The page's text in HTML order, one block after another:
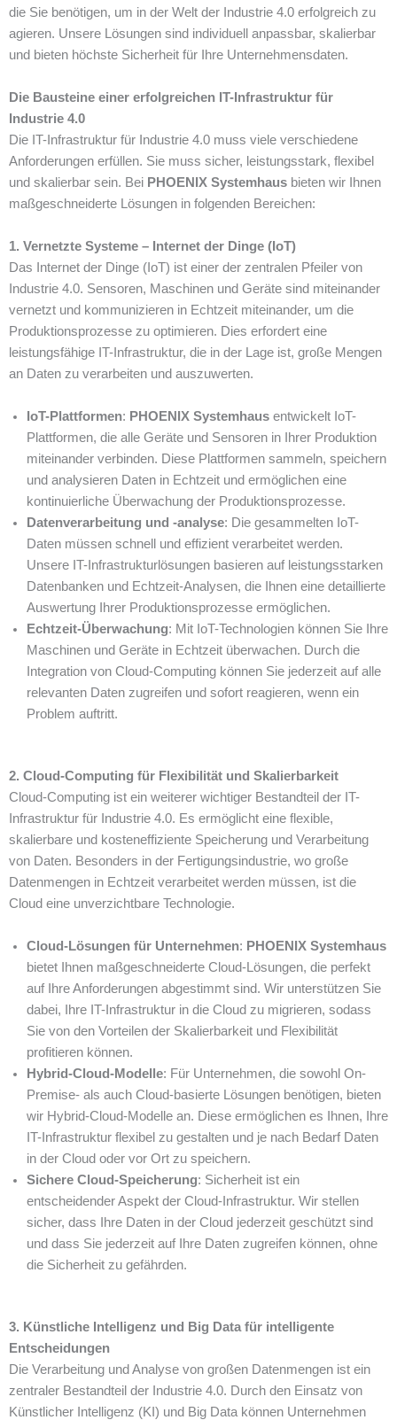
die Sie benötigen, um in der Welt der Industrie 4.0 erfolgreich zu
agieren. Unsere Lösungen sind individuell anpassbar, skalierbar
und bieten höchste Sicherheit für Ihre Unternehmensdaten.
Die Bausteine einer erfolgreichen IT-Infrastruktur für
Industrie 4.0
Die IT-Infrastruktur für Industrie 4.0 muss viele verschiedene
Anforderungen erfüllen. Sie muss sicher, leistungsstark, flexibel
und skalierbar sein. Bei PHOENIX Systemhaus bieten wir Ihnen
maßgeschneiderte Lösungen in folgenden Bereichen:
1. Vernetzte Systeme – Internet der Dinge (IoT)
Das Internet der Dinge (IoT) ist einer der zentralen Pfeiler von
Industrie 4.0. Sensoren, Maschinen und Geräte sind miteinander
vernetzt und kommunizieren in Echtzeit miteinander, um die
Produktionsprozesse zu optimieren. Dies erfordert eine
leistungsfähige IT-Infrastruktur, die in der Lage ist, große Mengen
an Daten zu verarbeiten und auszuwerten.
IoT-Plattformen: PHOENIX Systemhaus entwickelt IoT-
Plattformen, die alle Geräte und Sensoren in Ihrer Produktion
miteinander verbinden. Diese Plattformen sammeln, speichern
und analysieren Daten in Echtzeit und ermöglichen eine
kontinuierliche Überwachung der Produktionsprozesse.
Datenverarbeitung und -analyse: Die gesammelten IoT-
Daten müssen schnell und effizient verarbeitet werden.
Unsere IT-Infrastrukturlösungen basieren auf leistungsstarken
Datenbanken und Echtzeit-Analysen, die Ihnen eine detaillierte
Auswertung Ihrer Produktionsprozesse ermöglichen.
Echtzeit-Überwachung: Mit IoT-Technologien können Sie Ihre
Maschinen und Geräte in Echtzeit überwachen. Durch die
Integration von Cloud-Computing können Sie jederzeit auf alle
relevanten Daten zugreifen und sofort reagieren, wenn ein
Problem auftritt.
2. Cloud-Computing für Flexibilität und Skalierbarkeit
Cloud-Computing ist ein weiterer wichtiger Bestandteil der IT-
Infrastruktur für Industrie 4.0. Es ermöglicht eine flexible,
skalierbare und kosteneffiziente Speicherung und Verarbeitung
von Daten. Besonders in der Fertigungsindustrie, wo große
Datenmengen in Echtzeit verarbeitet werden müssen, ist die
Cloud eine unverzichtbare Technologie.
Cloud-Lösungen für Unternehmen: PHOENIX Systemhaus
bietet Ihnen maßgeschneiderte Cloud-Lösungen, die perfekt
auf Ihre Anforderungen abgestimmt sind. Wir unterstützen Sie
dabei, Ihre IT-Infrastruktur in die Cloud zu migrieren, sodass
Sie von den Vorteilen der Skalierbarkeit und Flexibilität
profitieren können.
Hybrid-Cloud-Modelle: Für Unternehmen, die sowohl On-
Premise- als auch Cloud-basierte Lösungen benötigen, bieten
wir Hybrid-Cloud-Modelle an. Diese ermöglichen es Ihnen, Ihre
IT-Infrastruktur flexibel zu gestalten und je nach Bedarf Daten
in der Cloud oder vor Ort zu speichern.
Sichere Cloud-Speicherung: Sicherheit ist ein
entscheidender Aspekt der Cloud-Infrastruktur. Wir stellen
sicher, dass Ihre Daten in der Cloud jederzeit geschützt sind
und dass Sie jederzeit auf Ihre Daten zugreifen können, ohne
die Sicherheit zu gefährden.
3. Künstliche Intelligenz und Big Data für intelligente
Entscheidungen
Die Verarbeitung und Analyse von großen Datenmengen ist ein
zentraler Bestandteil der Industrie 4.0. Durch den Einsatz von
Künstlicher Intelligenz (KI) und Big Data können Unternehmen